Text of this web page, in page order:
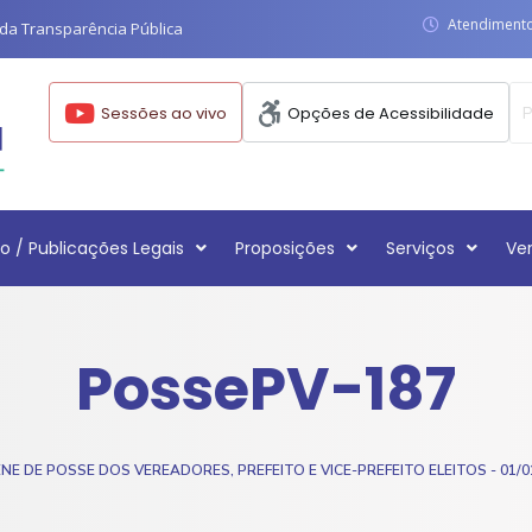
Transparência Pública
Sessões ao vivo Opções de Acessibilidade
/ Publicações Legais Proposições Serviços
PossePV-187
DE POSSE DOS VEREADORES, PREFEITO E VICE-PREFEITO ELEITOS - 01/